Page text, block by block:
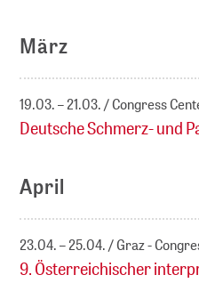
März
19.03. – 21.03. Congress
Deutsche Schmerz- und
April
23.04. – 25.04. Graz -
9. Österreichischer